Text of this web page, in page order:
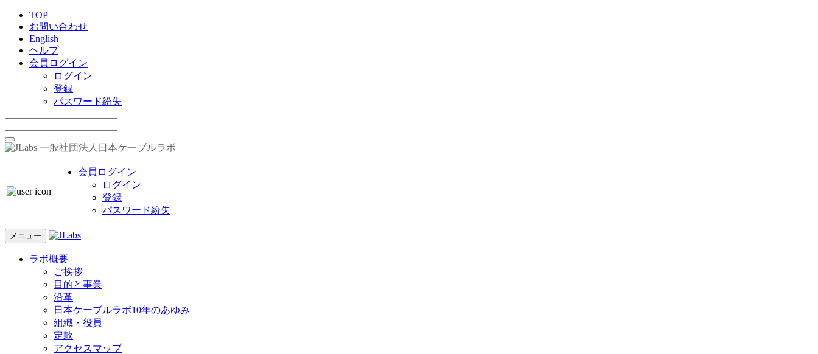
TOP
お問い合わせ
English
ヘルプ
会員ログイン
ログイン
登録
パスワード紛失
一般社団法人日本ケーブルラボ
会員ログイン
ログイン
登録
パスワード紛失
メニュー
ラボ概要
ご挨拶
目的と事業
沿革
日本ケーブルラボ10年のあゆみ
組織・役員
定款
アクセスマップ